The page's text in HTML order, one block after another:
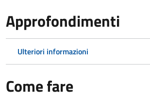
Approfondimenti
Ulteriori informazioni
Come fare